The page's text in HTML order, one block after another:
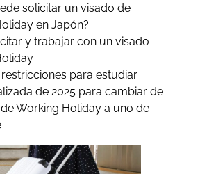
solicitar un visado de
en Japón?
y trabajar con un visado
para estudiar
de 2025 para cambiar de
Working Holiday a uno de